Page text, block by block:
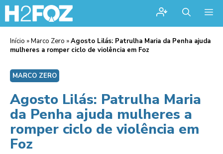
Início »Marco Zero »Agosto Lilás: Patrulha Maria da Penha ajuda
mulheres a romper ciclo de violência em Foz
MARCO ZERO
Agosto Lilás: Patrulha Maria
da Penha ajuda mulheres a
romper ciclo de violência em
Foz